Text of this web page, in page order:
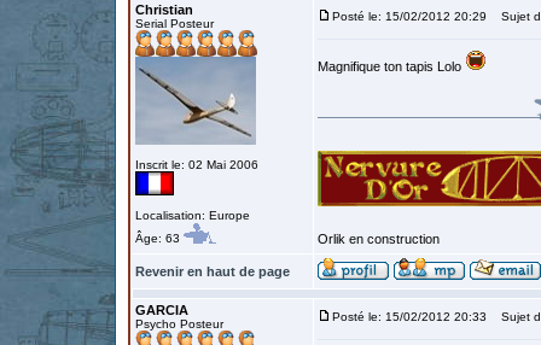
Christian
Serial Posteur
Inscrit le: 02 Mai 2006
Localisation: Europe
Âge: 63
Posté le: 15/02/2012 20:29 Sujet
Magnifique ton tapis Lolo
Orlik en construction
Revenir en haut de page
GARCIA
Psycho Posteur
Posté le: 15/02/2012 20:33 Sujet